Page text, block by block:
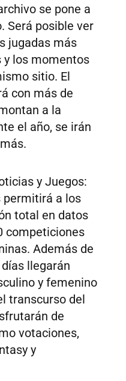
se pone a
Será posible ver
jugadas más
y los momentos
sitio. El
con más de
a la
el año, se irán
y Juegos:
permitirá a los
total en datos
competiciones
Además de
llegarán
y femenino
transcurso del
de
votaciones,
y